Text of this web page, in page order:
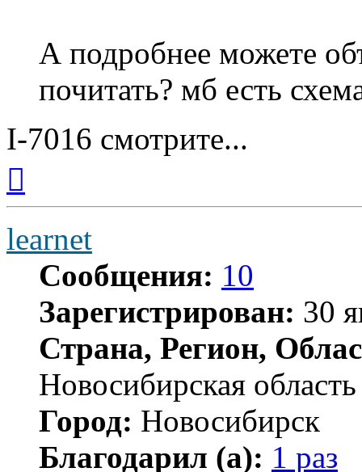
А подробнее можете
почитать? мб есть
I-7016 смотрите...
началу
learnet
Сообщения: 10
Зарегистрирован: 30
Страна, Регион,
Новосибирская область
Город: Новосибирск
Благодарил (а): 1 раз